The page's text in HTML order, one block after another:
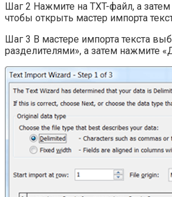
Шаг 2 Нажмите на TXT-файл, а
чтобы открыть мастер импорта
Шаг 3 В мастере импорта текста
разделителями», а затем нажмите